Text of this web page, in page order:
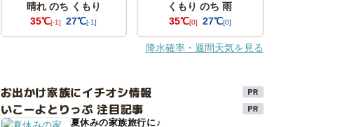
晴れ のち くもり
35℃[-1] 27℃[-1]
くもり のち 雨
35℃[0] 27℃[0]
降水確率・週間天気を見る
お出かけ家族にイチオシ情報
いこーよとりっぷ 注目記事
夏休みの家族旅行に♪